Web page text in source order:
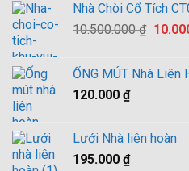
Nhà Chòi Cổ Tích
10.500.000₫ Giá
ỐNG MÚT Nhà Liên
120.000 ₫
Lưới Nhà liên hoàn
195.000 ₫